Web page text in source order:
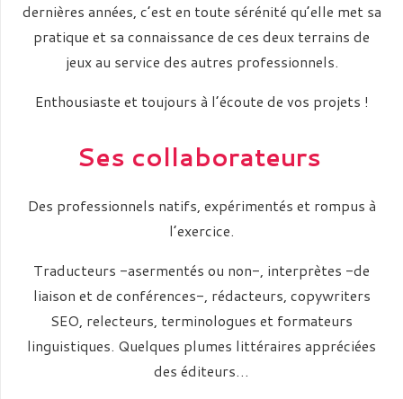
dernières années, c’est en toute sérénité qu’elle met sa
pratique et sa connaissance de ces deux terrains de
jeux au service des autres professionnels.
Enthousiaste et toujours à l’écoute de vos projets !
Ses collaborateurs
Des professionnels natifs, expérimentés et rompus à
l’exercice.
Traducteurs -asermentés ou non-, interprètes -de
liaison et de conférences-, rédacteurs, copywriters
SEO, relecteurs, terminologues et formateurs
linguistiques. Quelques plumes littéraires appréciées
des éditeurs…